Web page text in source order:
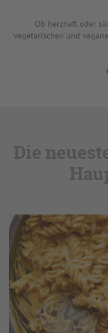
Ob herzhaft oder
vegetarischen und
Die